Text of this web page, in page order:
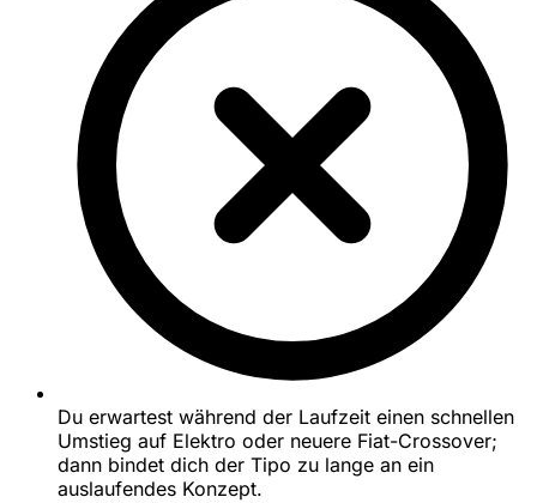
Du erwartest während der Laufzeit einen schnellen
Umstieg auf Elektro oder neuere Fiat-Crossover;
dann bindet dich der Tipo zu lange an ein
auslaufendes Konzept.